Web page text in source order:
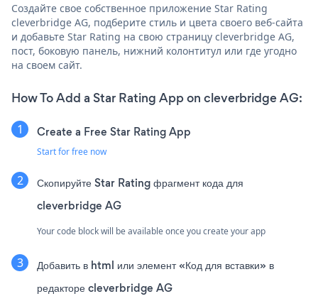
Создайте свое собственное приложение Star Rating
cleverbridge AG, подберите стиль и цвета своего веб-сайта
и добавьте Star Rating на свою страницу cleverbridge AG,
пост, боковую панель, нижний колонтитул или где угодно
на своем сайт.
How To Add a Star Rating App on cleverbridge AG:
Create a Free Star Rating App
Start for free now
Скопируйте Star Rating фрагмент кода для
cleverbridge AG
Your code block will be available once you create your app
Добавить в html или элемент «Код для вставки» в
редакторе cleverbridge AG